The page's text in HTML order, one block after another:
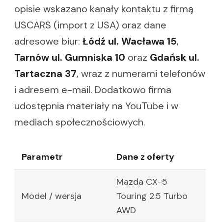
opisie wskazano kanały kontaktu z firmą
USCARS (import z USA) oraz dane
adresowe biur: Łódź ul. Wacława 15,
Tarnów ul. Gumniska 10 oraz Gdańsk ul.
Tartaczna 37, wraz z numerami telefonów
i adresem e-mail. Dodatkowo firma
udostępnia materiały na YouTube i w
mediach społecznościowych.
Parametr Dane z oferty
Model / wersja
Mazda CX-5
Touring 2.5 Turbo
AWD